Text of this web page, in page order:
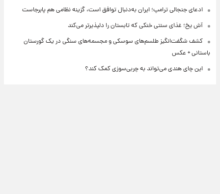
ادعای جنجالی ترامپ؛ ایران به‌دنبال توافق است، گزینه نظامی هم پابرجاست
آش یخ؛ غذای سنتی خنکی که تابستان را دلپذیرتر می‌کند
کشف شگفت‌انگیز طلسم‌های سوسکی و مجسمه‌های سنگی در یک گورستان
باستانی + عکس
این چای هندی می‌تواند به چربی‌سوزی کمک کند؟